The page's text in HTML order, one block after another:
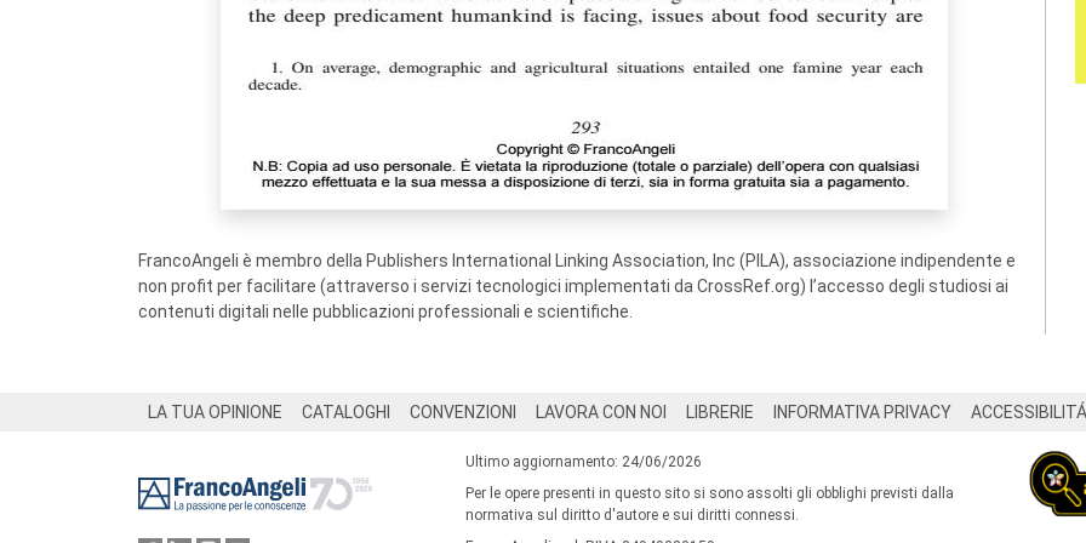
FrancoAngeli è membro della Publishers International Linking Association, Inc (PILA), associazione indipendente e
non profit per facilitare (attraverso i servizi tecnologici implementati da CrossRef.org) l’accesso degli studiosi ai
contenuti digitali nelle pubblicazioni professionali e scientifiche.
LA TUA OPINIONE CATALOGHI CONVENZIONI LAVORA CON NOI LIBRERIE INFORMATIVA PRIVACY ACCESSIBILITÁ
Ultimo aggiornamento: 24/06/2026
Per le opere presenti in questo sito si sono assolti gli obblighi previsti dalla
normativa sul diritto d'autore e sui diritti connessi.